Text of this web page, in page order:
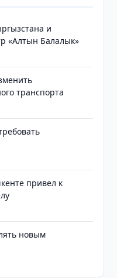
и
«Алтын Балалык»
транспорта
привел к
новым